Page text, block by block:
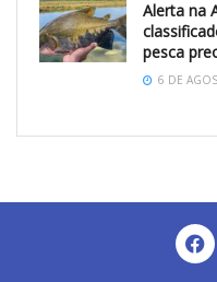
Alerta na
pesca
6 DE